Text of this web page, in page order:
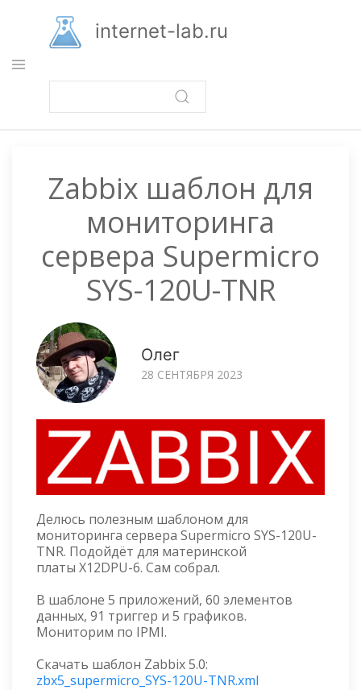
основному
содержанию
internet-lab.ru
Zabbix шаблон для
мониторинга
сервера Supermicro
SYS-120U-TNR
Олег
28 СЕНТЯБРЯ 2023
Делюсь полезным шаблоном для
мониторинга сервера Supermicro SYS-120U-
TNR. Подойдёт для материнской
платы X12DPU-6. Сам собрал.
В шаблоне 5 приложений, 60 элементов
данных, 91 триггер и 5 графиков.
Мониторим по IPMI.
Скачать шаблон Zabbix 5.0:
zbx5_supermicro_SYS-120U-TNR.xml